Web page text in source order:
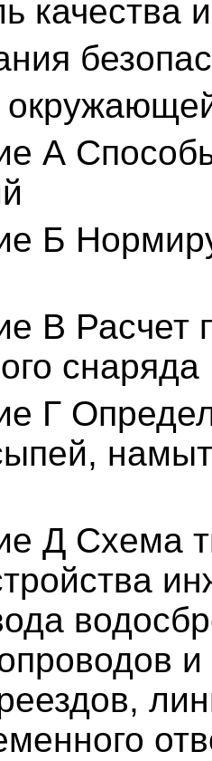
качества
А
Б
В Расчет
снаряда
Г
Д Схема